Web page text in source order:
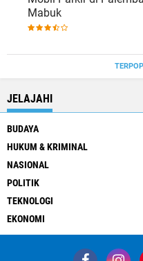
Mabuk
JELAJAHI
BUDAYA
HUKUM & KRIMINAL
NASIONAL
POLITIK
TEKNOLOGI
EKONOMI